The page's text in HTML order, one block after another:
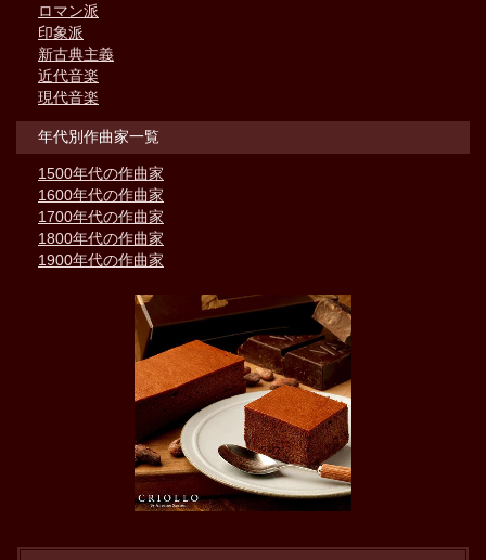
ロマン派
印象派
新古典主義
近代音楽
現代音楽
年代別作曲家一覧
1500年代の作曲家
1600年代の作曲家
1700年代の作曲家
1800年代の作曲家
1900年代の作曲家